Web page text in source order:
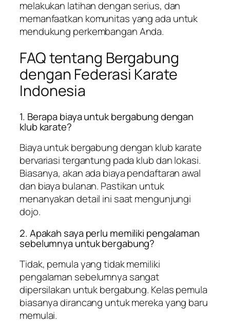
melakukan latihan dengan serius, dan
memanfaatkan komunitas yang ada untuk
mendukung perkembangan Anda.
FAQ tentang Bergabung
dengan Federasi Karate
Indonesia
1. Berapa biaya untuk bergabung dengan
klub karate?
Biaya untuk bergabung dengan klub karate
bervariasi tergantung pada klub dan lokasi.
Biasanya, akan ada biaya pendaftaran awal
dan biaya bulanan. Pastikan untuk
menanyakan detail ini saat mengunjungi
dojo.
2. Apakah saya perlu memiliki pengalaman
sebelumnya untuk bergabung?
Tidak, pemula yang tidak memiliki
pengalaman sebelumnya sangat
dipersilakan untuk bergabung. Kelas pemula
biasanya dirancang untuk mereka yang baru
memulai.